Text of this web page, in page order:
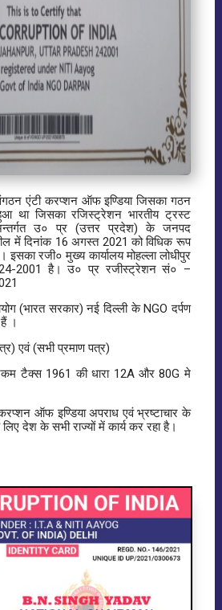
संगठन एंटी करप्शन ऑफ इण्डिया जिसका गठन
था जिसका रजिस्ट्रेशन भारतीय ट्रस्ट
उ० प्र (उत्तर प्रदेश) के जनपद
में दिनांक 16 अगस्त 2021 को विधिक रूप
इसका रजी० मुख्य कार्यालय मोहल्ला लोधीपुर
24-2001 है। उ० प्र रजीस्ट्रेशन सं० –
(भारत सरकार) नई दिल्ली के NGO दर्पण
।
एवं (सभी प्रमाण पत्र)
टैक्स 1961 की धारा 12A और 80G मे
ऑफ इण्डिया अपराध एवं भ्रष्टाचार के
देश के सभी राज्यों में कार्य कर रहा है।